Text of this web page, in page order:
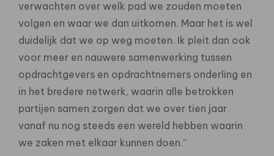
verwachten over welk pad we zouden moeten
volgen en waar we dan uitkomen. Maar het is wel
duidelijk dat we op weg moeten. Ik pleit dan ook
voor meer en nauwere samenwerking tussen
opdrachtgevers en opdrachtnemers onderling en
in het bredere netwerk, waarin alle betrokken
partijen samen zorgen dat we over tien jaar
vanaf nu nog steeds een wereld hebben waarin
we zaken met elkaar kunnen doen.”